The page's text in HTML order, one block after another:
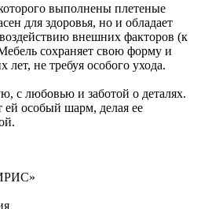
выполнены плетеные
для здоровья, но и обладает
внешних факторов (к
сохраняет свою форму и
не требуя особого ухода.
с любовью и заботой о деталях.
ей особый шарм, делая ее